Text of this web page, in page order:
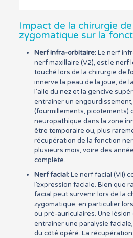
Impact de la chirurgie de
zygomatique sur la
Nerf infra-orbitaire:Le nerf
nerf maxillaire (V2), est le nerf
touché lors de la chirurgie de
innerve la peau de la joue, de
l’aile du nez et la gencive
entraîner un
(fourmillements, picotements)
neuropathique dans la zone
être temporaire ou, plus
récupération de la fonction
plusieurs mois, voire des
complète.
Nerf facial:Le nerf facial (VII)
l’expression faciale. Bien que
facial peut survenir lors de la
zygomatique, en particulier
ou pré-auriculaires. Une
entraîner une paralysie
du côté opéré. La